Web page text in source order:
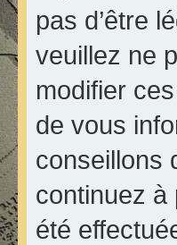
pas d’être
veuillez ne
modifier
de vous
conseillons
continuez à
été